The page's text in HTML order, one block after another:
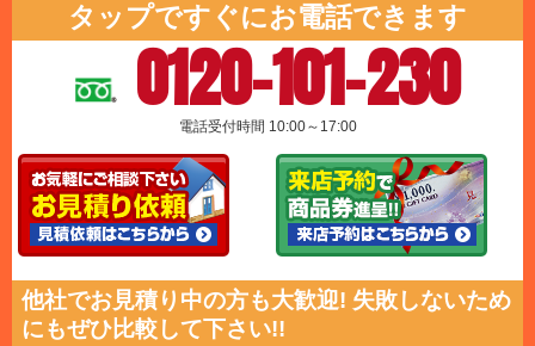
タップですぐにお電話できます
0120-101-230
電話受付時間 10:00～17:00
他社でお見積り中の方も大歓迎! 失敗しないため
にもぜひ比較して下さい!!